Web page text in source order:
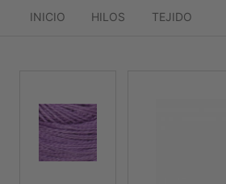
INICIO HILOS TEJIDO